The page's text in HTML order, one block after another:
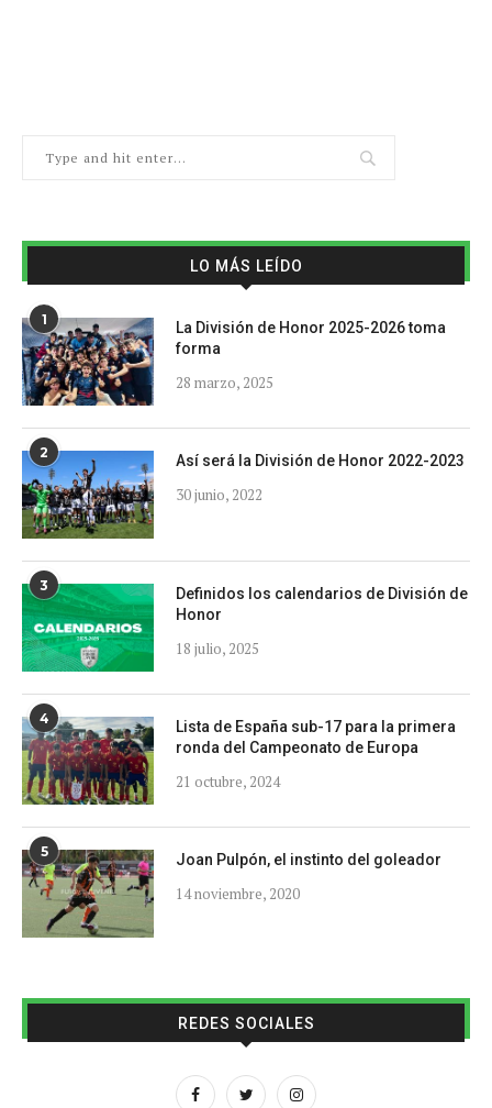
LO MÁS LEÍDO
1
La División de Honor 2025-2026 toma
forma
28 marzo, 2025
2 Así será la División de Honor 2022-2023
30 junio, 2022
3
Definidos los calendarios de División de
Honor
18 julio, 2025
4
Lista de España sub-17 para la primera
ronda del Campeonato de Europa
21 octubre, 2024
5 Joan Pulpón, el instinto del goleador
14 noviembre, 2020
REDES SOCIALES